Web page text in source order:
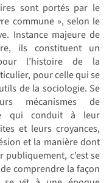
sont portés par le
commune », selon le
Instance majeure de
ils constituent un
l’histoire de la
pour celle qui se
de la sociologie. Se
mécanismes de
qui conduit à leur
et leurs croyances,
et la manière dont
publiquement, c’est se
comprendre la façon